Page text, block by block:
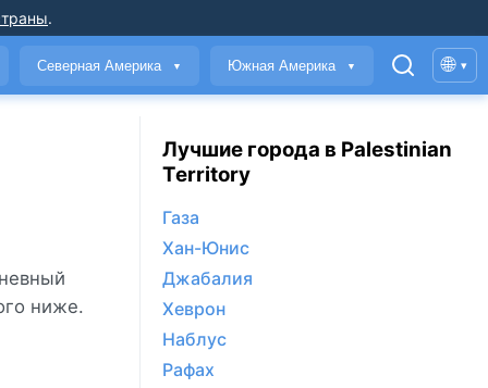
.
Северная Америка ▼ Южная Америка ▼ 🌐 ▾
ниже.
Лучшие города в Palestinian
Territory
Газа
Хан-Юнис
Джабалия
Хеврон
Наблус
Рафах